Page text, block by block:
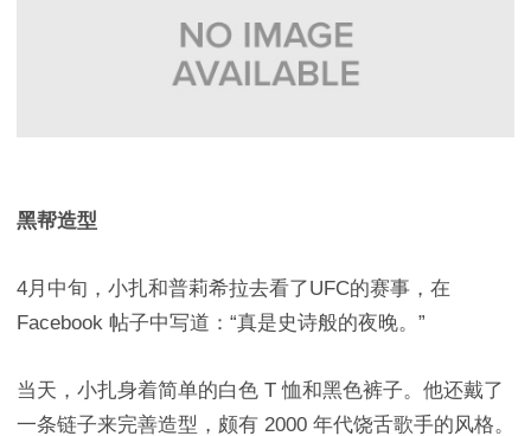
黑帮造型
4月中旬，小扎和普莉希拉去看了UFC的赛事，在
Facebook 帖子中写道：“真是史诗般的夜晚。”
当天，小扎身着简单的白色 T 恤和黑色裤子。他还戴了
一条链子来完善造型，颇有 2000 年代饶舌歌手的风格。